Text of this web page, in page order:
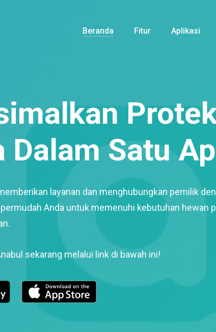
Beranda Fitur Aplikasi
Dalam Satu
layanan dan menghubungkan pemilik
Anda untuk memenuhi kebutuhan hewan
sekarang melalui link di bawah ini!